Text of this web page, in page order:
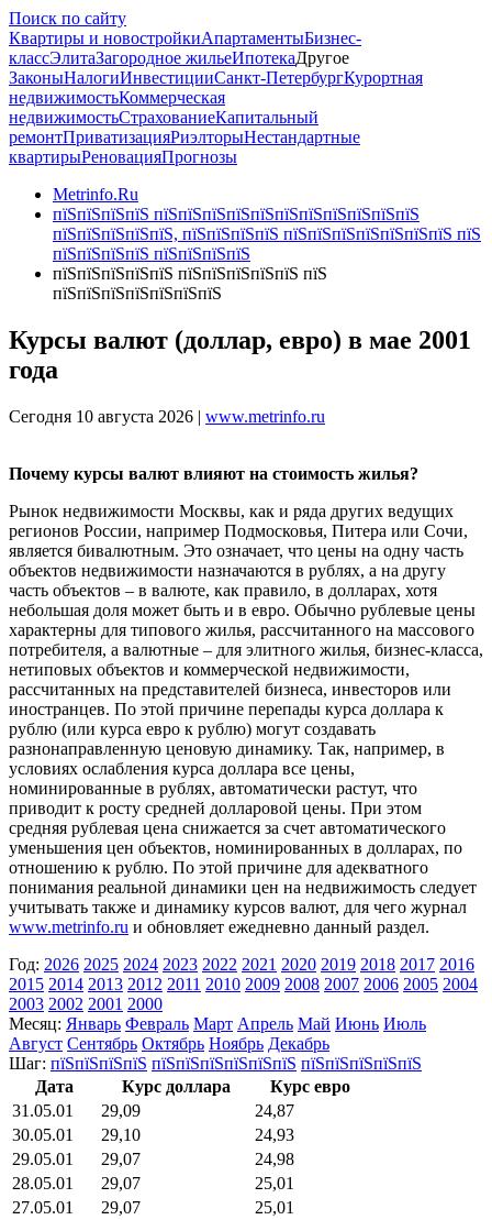
Поиск по сайту
Квартиры и новостройкиАпартаментыБизнес-
классЭлитаЗагородное жильеИпотекаДругое
ЗаконыНалогиИнвестицииСанкт-ПетербургКурортная
недвижимостьКоммерческая
недвижимостьСтрахованиеКапитальный
ремонтПриватизацияРиэлторыНестандартные
квартирыРеновацияПрогнозы
Metrinfo.Ru
пїЅпїЅпїЅпїЅ пїЅпїЅпїЅпїЅпїЅпїЅпїЅпїЅпїЅпїЅпїЅ
пїЅпїЅпїЅпїЅпїЅ, пїЅпїЅпїЅпїЅ пїЅпїЅпїЅпїЅпїЅпїЅпїЅ пїЅ
пїЅпїЅпїЅпїЅ пїЅпїЅпїЅпїЅ
пїЅпїЅпїЅпїЅпїЅ пїЅпїЅпїЅпїЅпїЅ пїЅ
пїЅпїЅпїЅпїЅпїЅпїЅпїЅ
Курсы валют (доллар, евро) в мае 2001
года
Сегодня 10 августа 2026 | www.metrinfo.ru
Почему курсы валют влияют на стоимость жилья?
Рынок недвижимости Москвы, как и ряда других ведущих
регионов России, например Подмосковья, Питера или Сочи,
является бивалютным. Это означает, что цены на одну часть
объектов недвижимости назначаются в рублях, а на другу
часть объектов – в валюте, как правило, в долларах, хотя
небольшая доля может быть и в евро. Обычно рублевые цены
характерны для типового жилья, рассчитанного на массового
потребителя, а валютные – для элитного жилья, бизнес-класса,
нетиповых объектов и коммерческой недвижимости,
рассчитанных на представителей бизнеса, инвесторов или
иностранцев. По этой причине перепады курса доллара к
рублю (или курса евро к рублю) могут создавать
разнонаправленную ценовую динамику. Так, например, в
условиях ослабления курса доллара все цены,
номинированные в рублях, автоматически растут, что
приводит к росту средней долларовой цены. При этом
средняя рублевая цена снижается за счет автоматического
уменьшения цен объектов, номинированных в долларах, по
отношению к рублю. По этой причине для адекватного
понимания реальной динамики цен на недвижимость следует
учитывать также и динамику курсов валют, для чего журнал
www.metrinfo.ru и обновляет ежедневно данный раздел.
Год: 2026 2025 2024 2023 2022 2021 2020 2019 2018 2017 2016
2015 2014 2013 2012 2011 2010 2009 2008 2007 2006 2005 2004
2003 2002 2001 2000
Месяц: Январь Февраль Март Апрель Май Июнь Июль
Август Сентябрь Октябрь Ноябрь Декабрь
Шаг: пїЅпїЅпїЅпїЅ пїЅпїЅпїЅпїЅпїЅпїЅ пїЅпїЅпїЅпїЅпїЅ
Дата
Курс доллара
Курс евро
31.05.01
29,09
24,87
30.05.01
29,10
24,93
29.05.01
29,07
24,98
28.05.01
29,07
25,01
27.05.01
29,07
25,01